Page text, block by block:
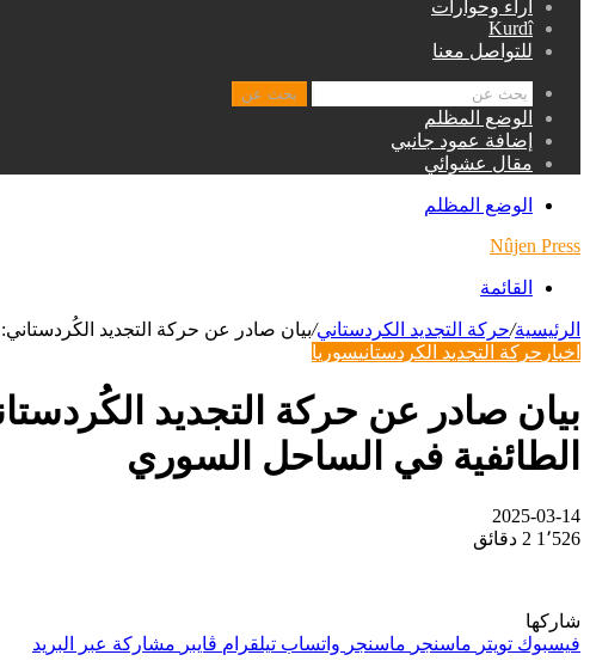
اراء وحوارات
Kurdî
للتواصل معنا
بحث عن
الوضع المظلم
إضافة عمود جانبي
مقال عشوائي
الوضع المظلم
Nûjen Press
القائمة
الرئيسية/حركة التجديد الكردستاني/بيان صادر عن حركة التجديد
اخبار حركة التجديد الكردستانيسوريا
بيان صادر عن حركة التجديد
الطائفية في الساحل السوري
2025-03-14
1٬526 2 دقائق
شاركها
فيسبوك تويتر ماسنجر ماسنجر واتساب تيلقرام ڤايبر مشاركة عبر البريد